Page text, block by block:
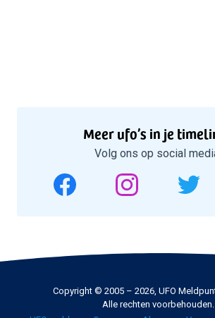
Meer ufo’s in je
Volg ons op social
Copyright © 2005 – 2026, UFO
Alle rechten voorbehouden.